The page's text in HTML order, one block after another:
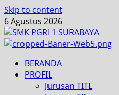
Skip to content
6 Agustus 2026
BERANDA
PROFIL
Jurusan TITL